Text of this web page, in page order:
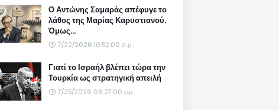
Ο Αντώνης Σαμαράς απέφυγε το
λάθος της Μαρίας Καρυστιανού.
Όμως...
7/22/2026 10:52:00 π.μ.
Γιατί το Ισραήλ βλέπει τώρα την
Τουρκία ως στρατηγική απειλή
7/25/2026 06:27:00 μ.μ.